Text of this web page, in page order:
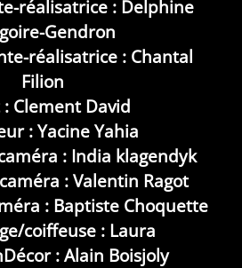
réalisatrice : Delphine
Gendron
réalisatrice : Chantal
Filion
: Clement David
: Yacine Yahia
: India klagendyk
: Valentin Ragot
: Baptiste Choquette
coiffeuse : Laura
: Alain Boisjoly